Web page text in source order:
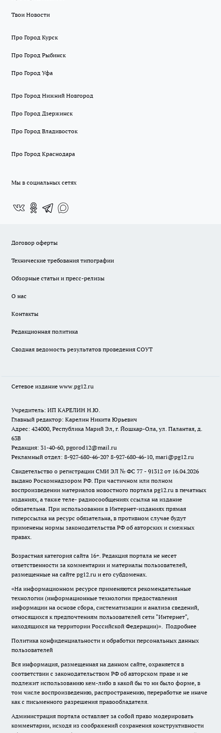
Твои Новости
Про Город Курск
Про Город Рыбинск
Про Город Уфа
Про Город Нижний Новгород
Про Город Дзержинск
Про Город Владивосток
Про Город Краснодара
Мы в социальных сетях
Договор оферты
Технические требования типографии
Обзорные статьи и пресс-релизы
О нас
Контакты
Редакционная политика
Сводная ведомость результатов проведения СОУТ
Сетевое издание www.pg12.ru
Учредитель: ИП КАРЕЛИН Н.Ю.
Главный редактор: Карелин Никита Юрьевич
Адрес: 424000, Республика Марий Эл, г. Йошкар-Ола, ул. Палантая, д.
63В
Редакция: 31-40-60, pgorod12@mail.ru
Рекламный отдел: 8-927-680-46-20? 8-927-680-46-10, mari@pg12.ru
Свидетельство о регистрации СМИ ЭЛ № ФС 77 - 91312 от 16.04.2026
выдано Роскомнадзором РФ. При частичном или полном
воспроизведении материалов новостного портала pg12.ru в печатных
изданиях, а также теле- радиосообщениях ссылка на издание
обязательна. При использовании в Интернет-изданиях прямая
гиперссылка на ресурс обязательна, в противном случае будут
применены нормы законодательства РФ об авторских и смежных
правах.
Возрастная категория сайта 16+. Редакция портала не несет
ответственности за комментарии и материалы пользователей,
размещенные на сайте pg12.ru и его субдоменах.
«На информационном ресурсе применяются рекомендательные
технологии (информационные технологии предоставления
информации на основе сбора, систематизации и анализа сведений,
относящихся к предпочтениям пользователей сети "Интернет",
находящихся на территории Российской Федерации)». Подробнее
Политика конфиденциальности и обработки персональных данных
пользователей
Вся информация, размещенная на данном сайте, охраняется в
соответствии с законодательством РФ об авторском праве и не
подлежит использованию кем-либо в какой бы то ни было форме, в
том числе воспроизведению, распространению, переработке не иначе
как с письменного разрешения правообладателя.
Администрация портала оставляет за собой право модерировать
комментарии, исходя из соображений сохранения конструктивности